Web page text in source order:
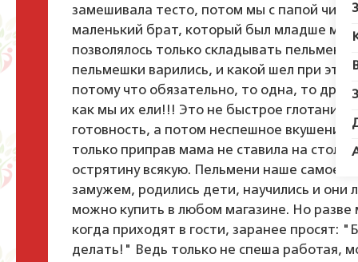
замешивала тесто, потом мы с папой
маленький брат, который был младше
позволялось только складывать
пельмешки варились, и какой шел при
потому что обязательно, то одна, то
как мы их ели!!! Это не быстрое глотание
готовность, а потом неспешное
только приправ мама не ставила на стол -
острятину всякую. Пельмени наше самое
замужем, родились дети, научились и они
можно купить в любом магазине. Но
когда приходят в гости, заранее просят:
делать!" Ведь только не спеша работая,